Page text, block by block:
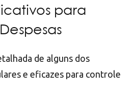
para
de alguns dos
e eficazes para controle